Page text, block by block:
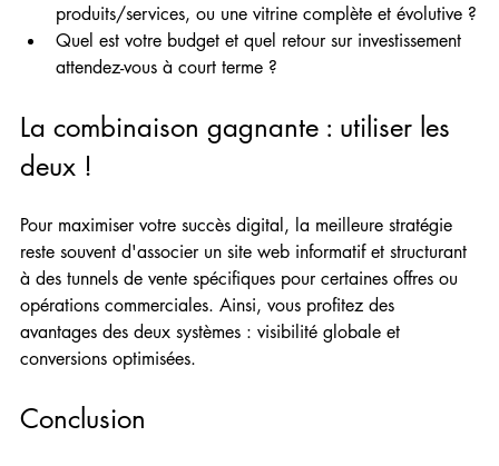
produits/services, ou une vitrine complète et évolutive ?
Quel est votre budget et quel retour sur investissement
attendez-vous à court terme ?
La combinaison gagnante : utiliser les
deux !
Pour maximiser votre succès digital, la meilleure stratégie
reste souvent d'associer un site web informatif et structurant
à des tunnels de vente spécifiques pour certaines offres ou
opérations commerciales. Ainsi, vous profitez des
avantages des deux systèmes : visibilité globale et
conversions optimisées.
Conclusion